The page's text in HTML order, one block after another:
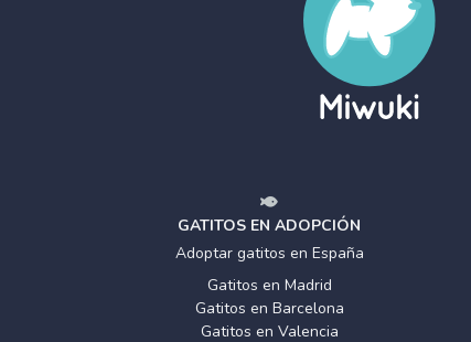
GATITOS EN ADOPCIÓN
Adoptar gatitos en España
Gatitos en Madrid
Gatitos en Barcelona
Gatitos en Valencia